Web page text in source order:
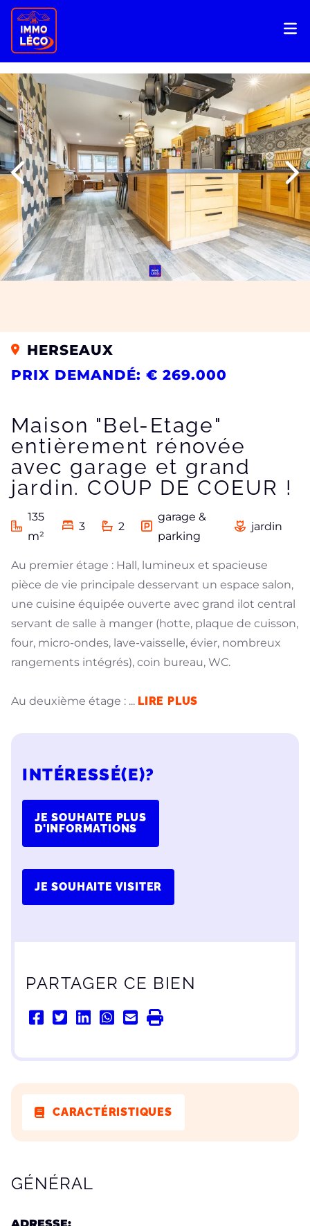
HERSEAUX
PRIX DEMANDÉ: € 269.000
Maison "Bel-Etage"
entièrement rénovée
avec garage et grand
jardin. COUP DE COEUR !
135
m²
3 2
garage &
parking
jardin
Au premier étage : Hall, lumineux et spacieuse
pièce de vie principale desservant un espace salon,
une cuisine équipée ouverte avec grand ilot central
servant de salle à manger (hotte, plaque de cuisson,
four, micro-ondes, lave-vaisselle, évier, nombreux
rangements intégrés), coin bureau, WC.
Au deuxième étage : ... LIRE PLUS
INTÉRESSÉ(E)?
JE SOUHAITE PLUS
D'INFORMATIONS
JE SOUHAITE VISITER
PARTAGER CE BIEN
CARACTÉRISTIQUES
CARACTÉRISTIQUES
GÉNÉRAL
ADRESSE: